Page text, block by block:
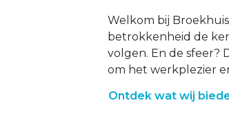
Welkom bij
betrokkenheid de
volgen. En de sfeer?
om het werkplezier
Ontdek wat wij